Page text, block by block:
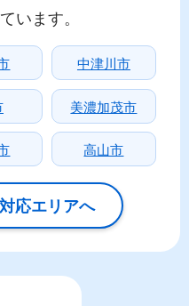
います。
中津川市
美濃加茂市
高山市
応エリアへ